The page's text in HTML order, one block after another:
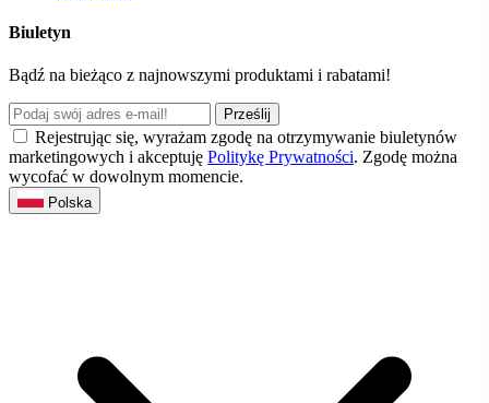
Biuletyn
Bądź na bieżąco z najnowszymi produktami i rabatami!
Prześlij
Rejestrując się, wyrażam zgodę na otrzymywanie biuletynów
marketingowych i akceptuję Politykę Prywatności. Zgodę można
wycofać w dowolnym momencie.
Polska